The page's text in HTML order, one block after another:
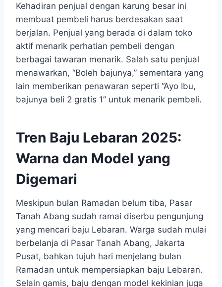
Kehadiran penjual dengan karung besar ini
membuat pembeli harus berdesakan saat
berjalan. Penjual yang berada di dalam toko
aktif menarik perhatian pembeli dengan
berbagai tawaran menarik. Salah satu penjual
menawarkan, “Boleh bajunya,” sementara yang
lain memberikan penawaran seperti “Ayo Ibu,
bajunya beli 2 gratis 1” untuk menarik pembeli.
Tren Baju Lebaran 2025:
Warna dan Model yang
Digemari
Meskipun bulan Ramadan belum tiba, Pasar
Tanah Abang sudah ramai diserbu pengunjung
yang mencari baju Lebaran. Warga sudah mulai
berbelanja di Pasar Tanah Abang, Jakarta
Pusat, bahkan tujuh hari menjelang bulan
Ramadan untuk mempersiapkan baju Lebaran.
Selain gamis, baju dengan model kekinian juga